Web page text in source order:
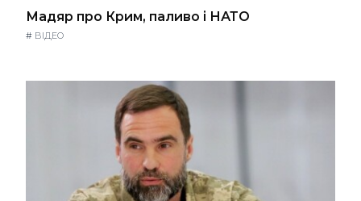
Мадяр про Крим, паливо і НАТО
# ВІДЕО